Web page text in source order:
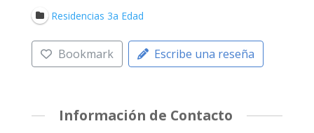
Residencias 3a Edad
Bookmark Escribe una reseña
Información de Contacto